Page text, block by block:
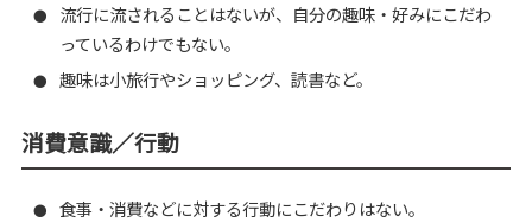
●
流行に流されることはないが、自分の趣味・好みにこだわ
っているわけでもない。
● 趣味は小旅行やショッピング、読書など。
消費意識／行動
● 食事・消費などに対する行動にこだわりはない。